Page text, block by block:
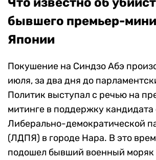
бывшего премьер-
Японии
Покушение на Синдзо Абэ
июля,за два дня до
Политик выступал с речью на
митинге в поддержку
Либерально-демократической
(ЛДПЯ) в городе Нара. В это
подошел бывший военный моряк